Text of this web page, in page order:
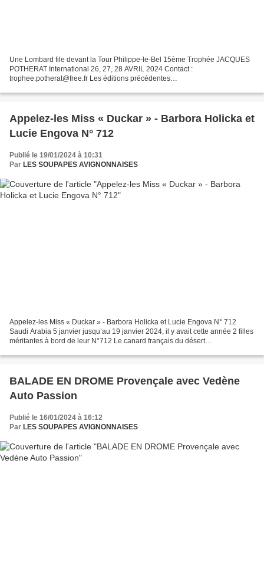
Une Lombard file devant la Tour Philippe-le-Bel 15ème Trophée JACQUES
POTHERAT International 26, 27, 28 AVRIL 2024 Contact :
trophee.potherat@free.fr Les éditions précédentes
%20potherat/ @...
Appelez-les Miss « Duckar » - Barbora Holicka et
Lucie Engova N° 712
Publié le 19/01/2024 à 10:31
Par LES SOUPAPES AVIGNONNAISES
Appelez-les Miss « Duckar » - Barbora Holicka et Lucie Engova N° 712
Saudi Arabia 5 janvier jusqu’au 19 janvier 2024, il y avait cette année 2 filles
méritantes à bord de leur N°712 Le canard français du désert
au-rallye-dakar-classic-2024-30028992.html...
BALADE EN DROME Provençale avec Vedène
Auto Passion
Publié le 16/01/2024 à 16:12
Par LES SOUPAPES AVIGNONNAISES